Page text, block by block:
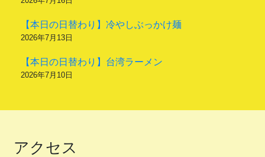
【本日の日替わり】冷やしぶっかけ麺
2026年7月13日
【本日の日替わり】台湾ラーメン
2026年7月10日
アクセス